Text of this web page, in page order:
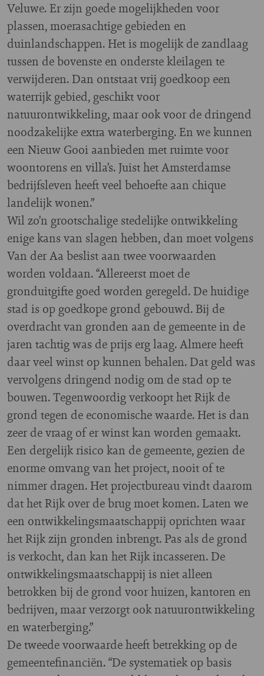
Veluwe. Er zijn goede mogelijkheden voor
plassen, moerasachtige gebieden en
duinlandschappen. Het is mogelijk de zandlaag
tussen de bovenste en onderste kleilagen te
verwijderen. Dan ontstaat vrij goedkoop een
waterrijk gebied, geschikt voor
natuurontwikkeling, maar ook voor de dringend
noodzakelijke extra waterberging. En we kunnen
een Nieuw Gooi aanbieden met ruimte voor
woontorens en villa’s. Juist het Amsterdamse
bedrijfsleven heeft veel behoefte aan chique
landelijk wonen.”
Wil zo’n grootschalige stedelijke ontwikkeling
enige kans van slagen hebben, dan moet volgens
Van der Aa beslist aan twee voorwaarden
worden voldaan. “Allereerst moet de
gronduitgifte goed worden geregeld. De huidige
stad is op goedkope grond gebouwd. Bij de
overdracht van gronden aan de gemeente in de
jaren tachtig was de prijs erg laag. Almere heeft
daar veel winst op kunnen behalen. Dat geld was
vervolgens dringend nodig om de stad op te
bouwen. Tegenwoordig verkoopt het Rijk de
grond tegen de economische waarde. Het is dan
zeer de vraag of er winst kan worden gemaakt.
Een dergelijk risico kan de gemeente, gezien de
enorme omvang van het project, nooit of te
nimmer dragen. Het projectbureau vindt daarom
dat het Rijk over de brug moet komen. Laten we
een ontwikkelingsmaatschappij oprichten waar
het Rijk zijn gronden inbrengt. Pas als de grond
is verkocht, dan kan het Rijk incasseren. De
ontwikkelingsmaatschappij is niet alleen
betrokken bij de grond voor huizen, kantoren en
bedrijven, maar verzorgt ook natuurontwikkeling
en waterberging.”
De tweede voorwaarde heeft betrekking op de
gemeentefinanciën. “De systematiek op basis